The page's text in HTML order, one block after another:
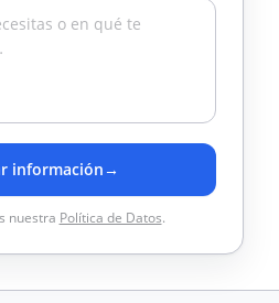
información→
nuestra Política de Datos.